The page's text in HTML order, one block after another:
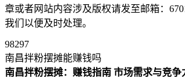
章或者网站内容涉及版权请发至邮箱：
我们以便及时处理。
98297
南昌拌粉摆摊能赚钱吗
南昌拌粉摆摊：赚钱指南 市场需求与竞争